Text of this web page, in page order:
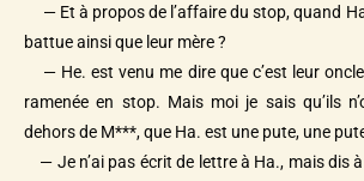
— Et à propos de l’affaire du stop, quand
battue ainsi que leur mère ?
— He. est venu me dire que c’est leur oncle
ramenée en stop. Mais moi je sais qu’ils
dehors de M***, que Ha. est une pute, une
— Je n’ai pas écrit de lettre à Ha., mais dis